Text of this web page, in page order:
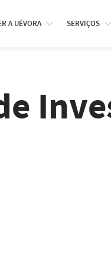
A UÉVORA SERVIÇOS